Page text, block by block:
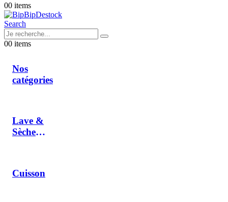
00 items
Search
00 items
Nos
catégories
Lave &
Sèche
Cuisson